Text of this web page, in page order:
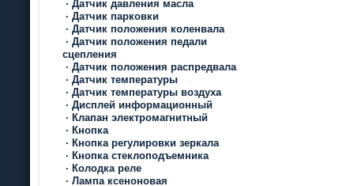
· Датчик давления масла
· Датчик парковки
· Датчик положения коленвала
· Датчик положения педали
сцепления
· Датчик положения распредвала
· Датчик температуры
· Датчик температуры воздуха
· Дисплей информационный
· Клапан электромагнитный
· Кнопка
· Кнопка регулировки зеркала
· Кнопка стеклоподъемника
· Колодка реле
· Лампа ксеноновая